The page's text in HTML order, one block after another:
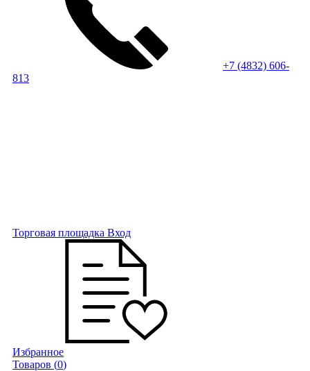
+7 (4832) 606-
813
Торговая площадка Вход
Избранное
Товаров (0)